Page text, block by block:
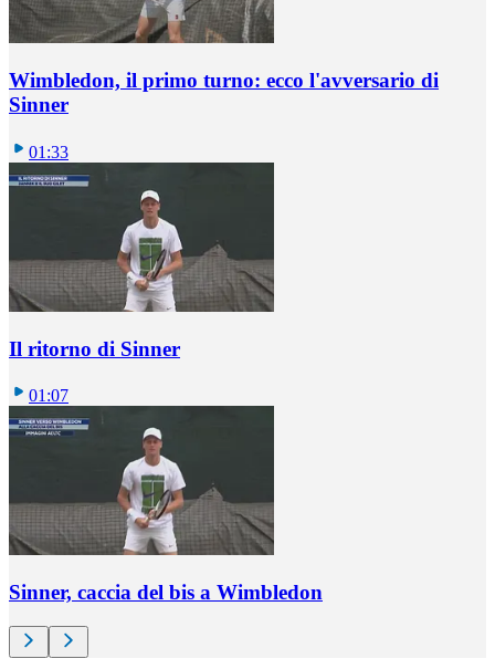
Wimbledon, il primo turno: ecco l'avversario di
Sinner
01:33
Il ritorno di Sinner
01:07
Sinner, caccia del bis a Wimbledon